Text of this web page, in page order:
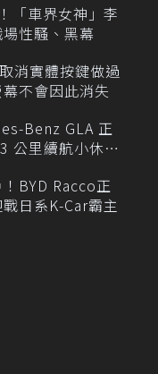
「車界女神」李
性騷、黑幕
消實體按鍵做過
不會因此消失
Benz GLA 正
公里續航小休
BYD Racco正
日系K-Car霸主